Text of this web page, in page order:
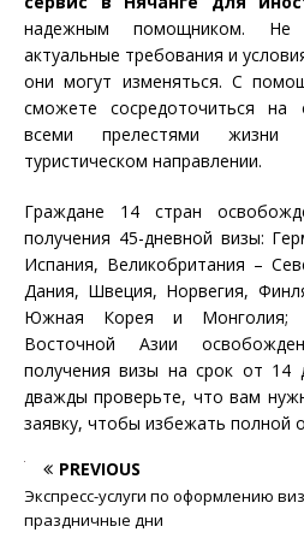
надежным помощником. Не
актуальные требования и
они могут изменяться. С
сможете сосредоточиться на
всеми прелестями
туристическом направлении.
Граждане 14 стран
получения 45-дневной визы:
Испания, Великобритания –
Дания, Швеция, Норвегия,
Южная Корея и Монголия;
Восточной Азии
получения визы на срок от 14
дважды проверьте, что вам
заявку, чтобы избежать полной
PREVIOUS
Экспресс-услуги по оформлению
праздничные дни